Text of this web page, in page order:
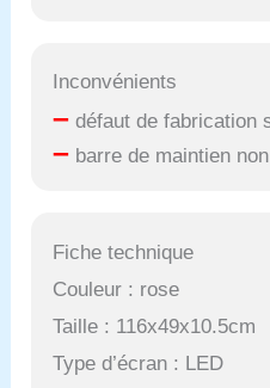
Inconvénients
– défaut de fabrication
– barre de maintien
Fiche technique
Couleur : rose
Taille : 116x49x10.5cm
Type d’écran : LED